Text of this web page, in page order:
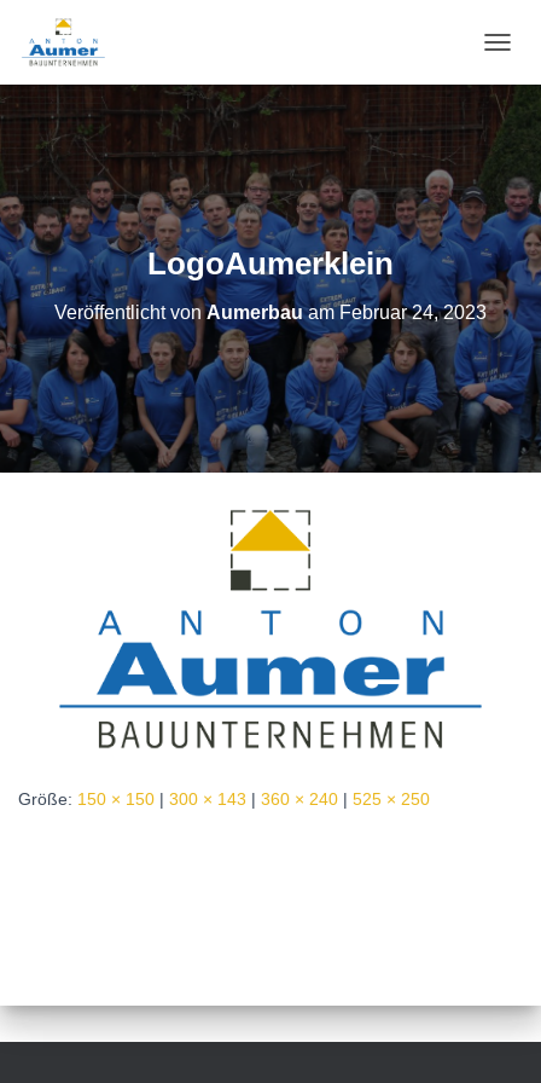
A
V
I
I
O
N
U
M
S
C
H
A
E
LogoAumerklein
Veröffentlicht vonAumerbauamFebruar 24, 2023
Größe: 150 × 150 | 300 × 143 | 360 × 240 | 525 × 250